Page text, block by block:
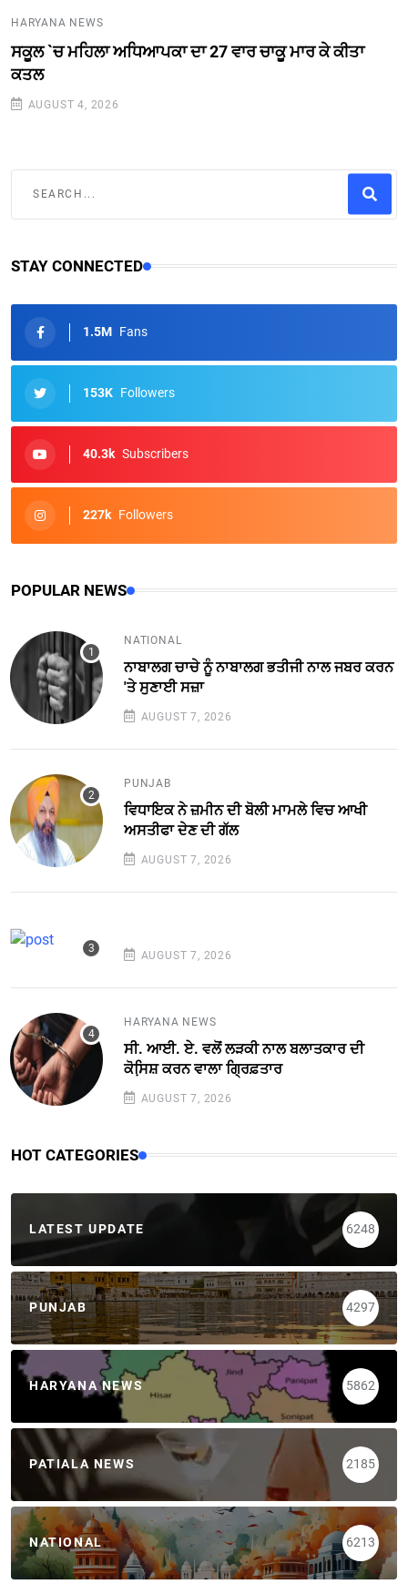
HARYANA NEWS
ਸਕੂਲ `ਚ ਮਹਿਲਾ ਅਧਿਆਪਕਾ ਦਾ 27 ਵਾਰ ਚਾਕੂ ਮਾਰ ਕੇ ਕੀਤਾ
ਕਤਲ
AUGUST 4, 2026
STAY CONNECTED
1.5M Fans
153K Followers
40.3k Subscribers
227k Followers
POPULAR NEWS
NATIONAL
ਨਾਬਾਲਗ ਚਾਚੇ ਨੂੰ ਨਾਬਾਲਗ ਭਤੀਜੀ ਨਾਲ ਜਬਰ ਕਰਨ
'ਤੇ ਸੁਣਾਈ ਸਜ਼ਾ
AUGUST 7, 2026
PUNJAB
ਵਿਧਾਇਕ ਨੇ ਜ਼ਮੀਨ ਦੀ ਬੋਲੀ ਮਾਮਲੇ ਵਿਚ ਆਖੀ
ਅਸਤੀਫਾ ਦੇਣ ਦੀ ਗੱਲ
AUGUST 7, 2026
AUGUST 7, 2026
HARYANA NEWS
ਸੀ. ਆਈ. ਏ. ਵਲੋਂ ਲੜਕੀ ਨਾਲ ਬਲਾਤਕਾਰ ਦੀ
ਕੋਸਿ਼ਸ਼ ਕਰਨ ਵਾਲਾ ਗ੍ਰਿਫ਼ਤਾਰ
AUGUST 7, 2026
HOT CATEGORIES
LATEST UPDATE 6248
PUNJAB 4297
HARYANA NEWS 5862
PATIALA NEWS 2185
NATIONAL 6213